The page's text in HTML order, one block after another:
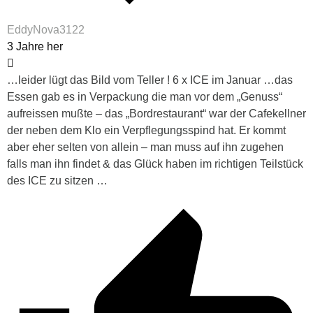
EddyNova3122
3 Jahre her
…leider lügt das Bild vom Teller ! 6 x ICE im Januar …das
Essen gab es in Verpackung die man vor dem „Genuss“
aufreissen mußte – das „Bordrestaurant“ war der Cafekellner
der neben dem Klo ein Verpflegungsspind hat. Er kommt
aber eher selten von allein – man muss auf ihn zugehen
falls man ihn findet & das Glück haben im richtigen Teilstück
des ICE zu sitzen …